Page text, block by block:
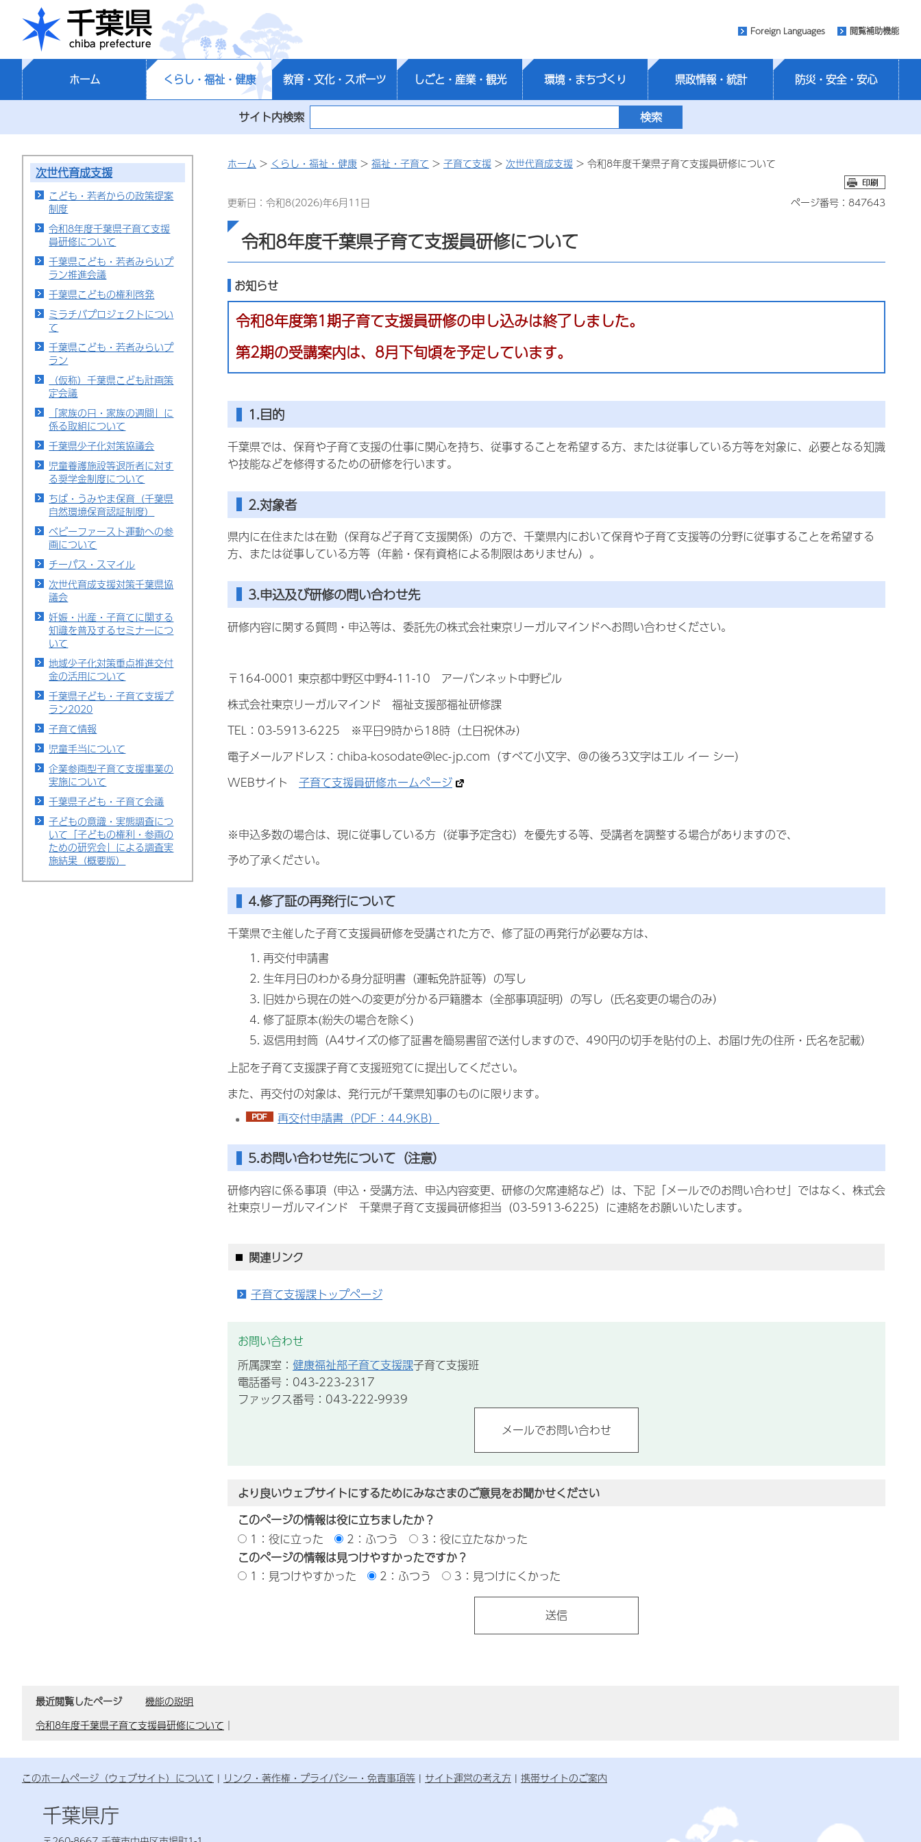
千葉県
Foreign Languages 閲覧補助機能
ホーム くらし・福祉・健康 教育・文化・スポーツ しごと・産業・観光 環境・まちづくり 県政情報・統計 防災・安全・安心
サイト内検索
次世代育成支援
こども・若者からの政策提案
制度
令和8年度千葉県子育て支援
員研修について
千葉県こども・若者みらいプ
ラン推進会議
千葉県こどもの権利啓発
ミラチバプロジェクトについ
て
千葉県こども・若者みらいプ
ラン
（仮称）千葉県こども計画策
定会議
「家族の日・家族の週間」に
係る取組について
千葉県少子化対策協議会
児童養護施設等退所者に対す
る奨学金制度について
ちば・うみやま保育（千葉県
自然環境保育認証制度）
ベビーファースト運動への参
画について
チーパス・スマイル
次世代育成支援対策千葉県協
議会
妊娠・出産・子育てに関する
知識を普及するセミナーにつ
いて
地域少子化対策重点推進交付
金の活用について
千葉県子ども・子育て支援プ
ラン2020
子育て情報
児童手当について
企業参画型子育て支援事業の
実施について
千葉県子ども・子育て会議
子どもの意識・実態調査につ
いて「子どもの権利・参画の
ための研究会」による調査実
施結果（概要版）
ホーム > くらし・福祉・健康 > 福祉・子育て > 子育て支援 > 次世代育成支援 > 令和8年度千葉県子育て支援員研修について
更新日：令和8(2026)年6月11日 ページ番号：847643
令和8年度千葉県子育て支援員研修について
お知らせ
令和8年度第1期子育て支援員研修の申し込みは終了しました。
第2期の受講案内は、8月下旬頃を予定しています。
1.目的
千葉県では、保育や子育て支援の仕事に関心を持ち、従事することを希望する方、または従事している方等を対象に、必要となる知識
や技能などを修得するための研修を行います。
2.対象者
県内に在住または在勤（保育など子育て支援関係）の方で、千葉県内において保育や子育て支援等の分野に従事することを希望する
方、または従事している方等（年齢・保有資格による制限はありません）。
3.申込及び研修の問い合わせ先
研修内容に関する質問・申込等は、委託先の株式会社東京リーガルマインドへお問い合わせください。
〒164-0001 東京都中野区中野4-11-10 アーバンネット中野ビル
株式会社東京リーガルマインド 福祉支援部福祉研修課
TEL：03-5913-6225 ※平日9時から18時（土日祝休み）
電子メールアドレス：chiba-kosodate@lec-jp.com（すべて小文字、＠の後ろ3文字はエル イー シー）
WEBサイト 子育て支援員研修ホームページ
※申込多数の場合は、現に従事している方（従事予定含む）を優先する等、受講者を調整する場合がありますので、
予め了承ください。
4.修了証の再発行について
千葉県で主催した子育て支援員研修を受講された方で、修了証の再発行が必要な方は、
再交付申請書
生年月日のわかる身分証明書（運転免許証等）の写し
旧姓から現在の姓への変更が分かる戸籍謄本（全部事項証明）の写し（氏名変更の場合のみ）
修了証原本(紛失の場合を除く)
返信用封筒（A4サイズの修了証書を簡易書留で送付しますので、490円の切手を貼付の上、お届け先の住所・氏名を記載）
上記を子育て支援課子育て支援班宛てに提出してください。
また、再交付の対象は、発行元が千葉県知事のものに限ります。
再交付申請書（PDF：44.9KB）
5.お問い合わせ先について（注意）
研修内容に係る事項（申込・受講方法、申込内容変更、研修の欠席連絡など）は、下記「メールでのお問い合わせ」ではなく、株式会
社東京リーガルマインド 千葉県子育て支援員研修担当（03-5913-6225）に連絡をお願いいたします。
関連リンク
子育て支援課トップページ
お問い合わせ
所属課室： 健康福祉部子育て支援課子育て支援班
電話番号：043-223-2317
ファックス番号：043-222-9939
より良いウェブサイトにするためにみなさまのご意見をお聞かせください
このページの情報は役に立ちましたか？
1：役に立った
2：ふつう
3：役に立たなかった
このページの情報は見つけやすかったですか？
1：見つけやすかった
2：ふつう 3：見つけにくかった
最近閲覧したページ
機能の説明
令和8年度千葉県子育て支援員研修について ｜
このホームページ（ウェブサイト）について リンク・著作権・プライバシー・免責事項等 サイト運営の考え方 携帯サイトのご案内
千葉県庁